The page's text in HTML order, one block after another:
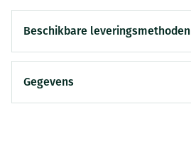
Beschikbare leveringsmethoden
Gegevens